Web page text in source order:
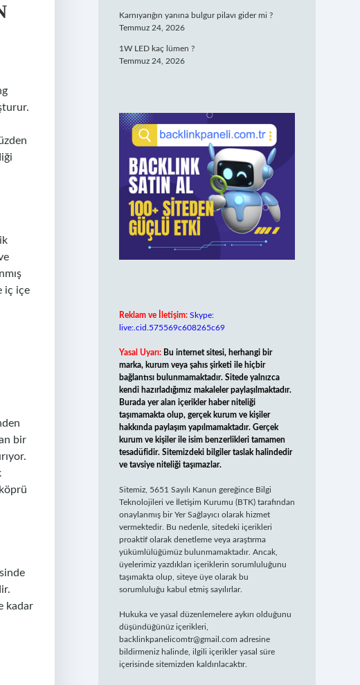
iç içe
bir
kadar
Karnıyarığın yanına bulgur pilavı gider mi ?
Temmuz 24, 2026
1W LED kaç lümen ?
Temmuz 24, 2026
Reklam ve İletişim: Skype:
live:.cid.575569c608265c69
Yasal Uyarı: Bu internet sitesi, herhangi bir
marka, kurum veya şahıs şirketi ile hiçbir
bağlantısı bulunmamaktadır. Sitede yalnızca
kendi hazırladığımız makaleler paylaşılmaktadır.
Burada yer alan içerikler haber niteliği
taşımamakta olup, gerçek kurum ve kişiler
hakkında paylaşım yapılmamaktadır. Gerçek
kurum ve kişiler ile isim benzerlikleri tamamen
tesadüfidir. Sitemizdeki bilgiler taslak halindedir
ve tavsiye niteliği taşımazlar.
Sitemiz, 5651 Sayılı Kanun gereğince Bilgi
Teknolojileri ve İletişim Kurumu (BTK) tarafından
onaylanmış bir Yer Sağlayıcı olarak hizmet
vermektedir. Bu nedenle, sitedeki içerikleri
proaktif olarak denetleme veya araştırma
yükümlülüğümüz bulunmamaktadır. Ancak,
üyelerimiz yazdıkları içeriklerin sorumluluğunu
taşımakta olup, siteye üye olarak bu
sorumluluğu kabul etmiş sayılırlar.
Hukuka ve yasal düzenlemelere aykırı olduğunu
düşündüğünüz içerikleri,
backlinkpanelicomtr@gmail.com adresine
bildirmeniz halinde, ilgili içerikler yasal süre
içerisinde sitemizden kaldırılacaktır.